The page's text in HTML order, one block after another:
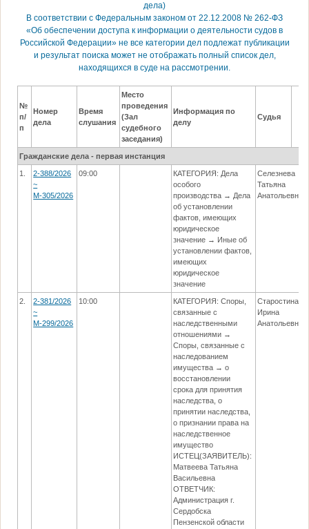
дела)
В соответствии с Федеральным законом от 22.12.2008 № 262-ФЗ
«Об обеспечении доступа к информации о деятельности судов в
Российской Федерации» не все категории дел подлежат публикации
и результат поиска может не отображать полный список дел,
находящихся в суде на рассмотрении.
№
п/
п
Номер
дела
Время
слушания
Место
проведения
(Зал
судебного
заседания)
Информация по
делу
Судья
Гражданские дела - первая инстанция
1.
2-388/2026
~
М-305/2026
09:00
КАТЕГОРИЯ: Дела
особого
производства → Дела
об установлении
фактов, имеющих
юридическое
значение → Иные об
установлении фактов,
имеющих
юридическое
значение
Селезнева
Татьяна
Анатольевна
2.
2-381/2026
~
М-299/2026
10:00
КАТЕГОРИЯ: Споры,
связанные с
наследственными
отношениями →
Споры, связанные с
наследованием
имущества → о
восстановлении
срока для принятия
наследства, о
принятии наследства,
о признании права на
наследственное
имущество
ИСТЕЦ(ЗАЯВИТЕЛЬ):
Матвеева Татьяна
Васильевна
ОТВЕТЧИК:
Администрация г.
Сердобска
Пензенской области
Старостина
Ирина
Анатольевна